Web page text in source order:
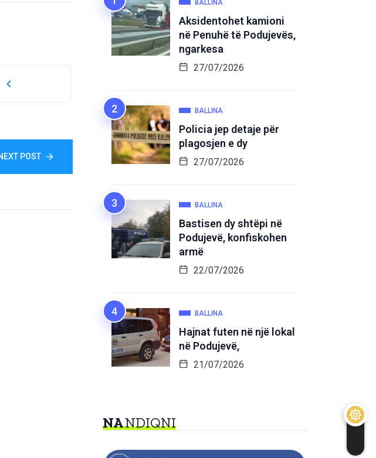
POST
BALLINA
Aksidentohet kamioni
në Penuhë të Podujevës,
ngarkesa
27/07/2026
BALLINA
Policia jep detaje për
plagosjen e dy
27/07/2026
BALLINA
Bastisen dy shtëpi në
Podujevë, konfiskohen
armë
22/07/2026
BALLINA
Hajnat futen në një lokal
në Podujevë,
21/07/2026
NANDIQNI